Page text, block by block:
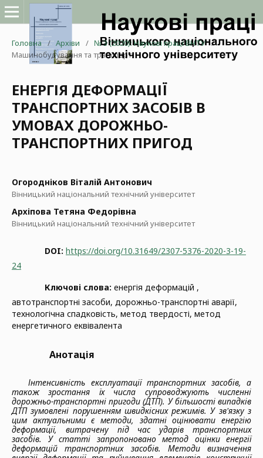
Головна / Архіви / № 3 (2020): Наукові праці ВНТУ /
Машинобудування та транспорт
ЕНЕРГІЯ ДЕФОРМАЦІЇ
ТРАНСПОРТНИХ ЗАСОБІВ В
УМОВАХ ДОРОЖНЬО-
ТРАНСПОРТНИХ ПРИГОД
Огородніков Віталій Антонович
Вінницький національний технічний університет
Архіпова Тетяна Федорівна
Вінницький національний технічний університет
DOI: https://doi.org/10.31649/2307-5376-2020-3-19-
24
Ключові слова: енергія деформацій ,
автотранспортні засоби, дорожньо-транспортні аварії,
технологічна спадковість, метод твердості, метод
енергетичного еквівалента
Анотація
Інтенсивність експлуатації транспортних засобів, а
також зростання їх числа супроводжують численні
дорожньо-транспортні пригоди (ДТП). У більшості випадків
ДТП зумовлені порушенням швидкісних режимів. У зв'язку з
цим актуальними є методи, здатні оцінювати енергію
деформації, витрачену під час ударів транспортних
засобів. У статті запропоновано метод оцінки енергії
деформацій транспортних засобів. Методи визначення